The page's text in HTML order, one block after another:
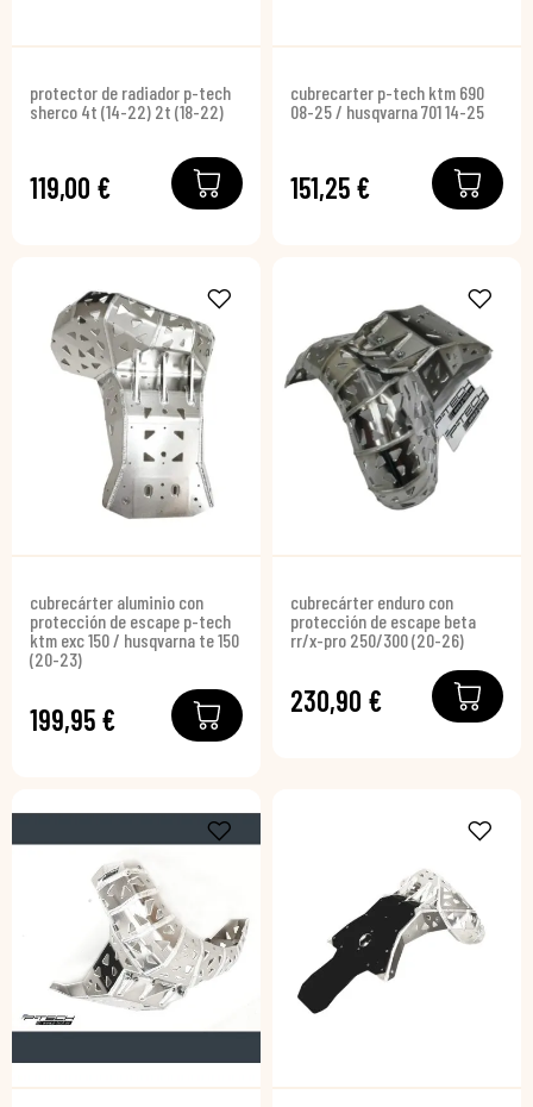
protector de radiador p-tech
sherco 4t (14-22) 2t (18-22)
119,00 €
cubrecarter p-tech ktm 690
08-25 / husqvarna 701 14-25
151,25 €
cubrecárter aluminio con
protección de escape p-tech
ktm exc 150 / husqvarna te 150
(20-23)
199,95 €
cubrecárter enduro con
protección de escape beta
rr/x-pro 250/300 (20-26)
230,90 €